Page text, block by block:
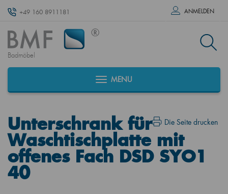
+49 160 8911181 ANMELDEN
Badmöbel
MENU
Die Seite drucken
Unterschrank für
Waschtischplatte mit
offenes Fach DSD SYO1
40